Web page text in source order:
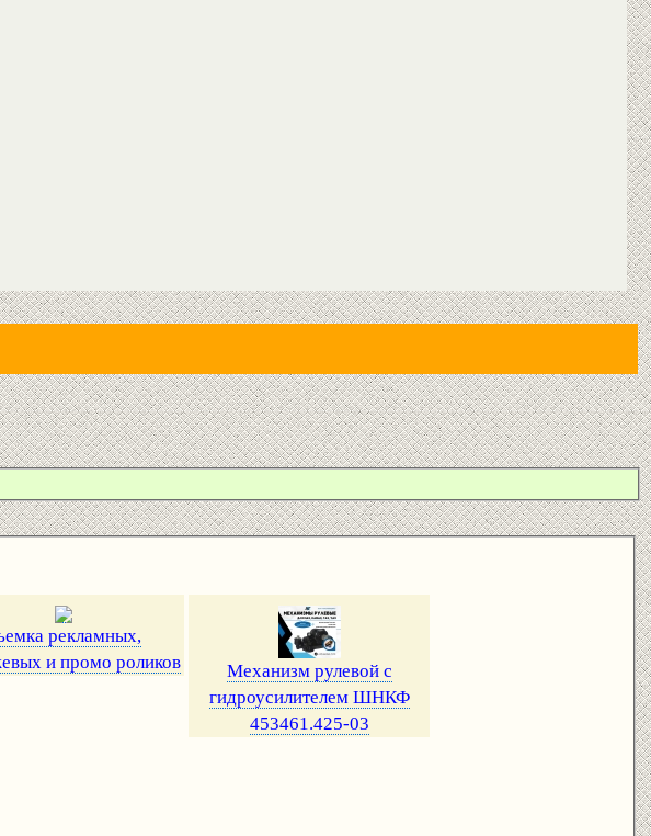
рекламных,
и промо роликов
Механизм рулевой с
гидроусилителем ШНКФ
453461.425-03